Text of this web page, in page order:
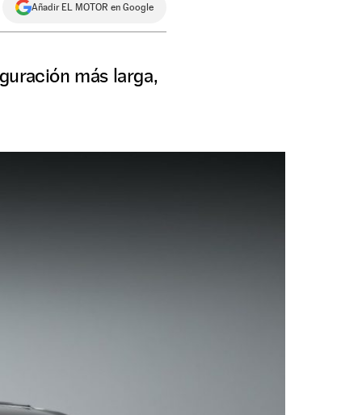
Añadir EL MOTOR en Google
más larga,